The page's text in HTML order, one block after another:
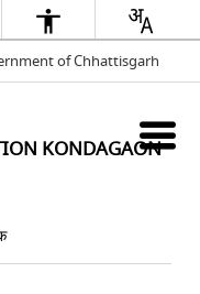
of Chhattisgarh
KONDAGAON